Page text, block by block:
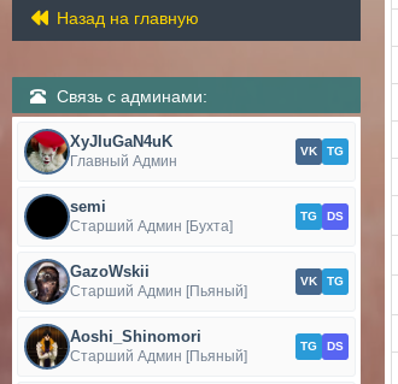
Назад на главную
Связь с админами:
XyJIuGaN4uK
Главный Админ
VK TG
semi
Старший Админ [Бухта]
TG DS
GazoWskii
Старший Админ [Пьяный]
VK TG
Aoshi_Shinomori
Старший Админ [Пьяный]
TG DS